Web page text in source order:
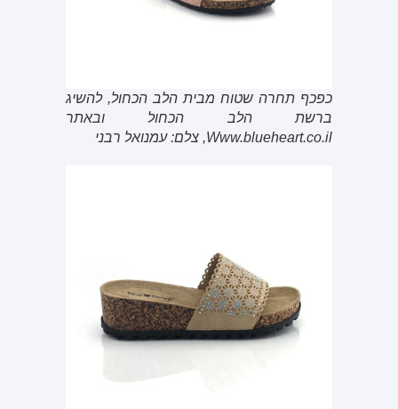
כפכף תחרה שטוח מבית הלב הכחול, להשיג
ברשת הלב הכחול ובאתר
Www.blueheart.co.il, צלם: עמנואל רבני